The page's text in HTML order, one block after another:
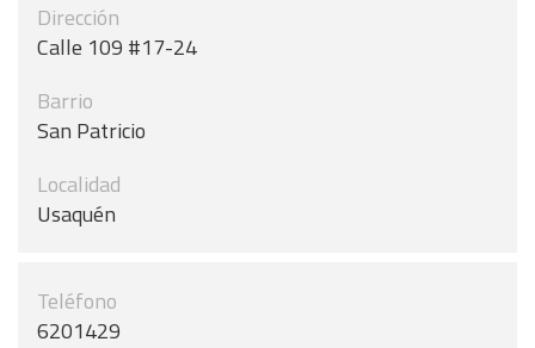
Dirección
Calle 109 #17-24
Barrio
San Patricio
Localidad
Usaquén
Teléfono
6201429